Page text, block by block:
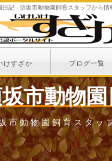
日記 - 須坂市動物園飼育スタッフから情
けすざか ブログ一覧
市動物
市動物園飼育スタッ